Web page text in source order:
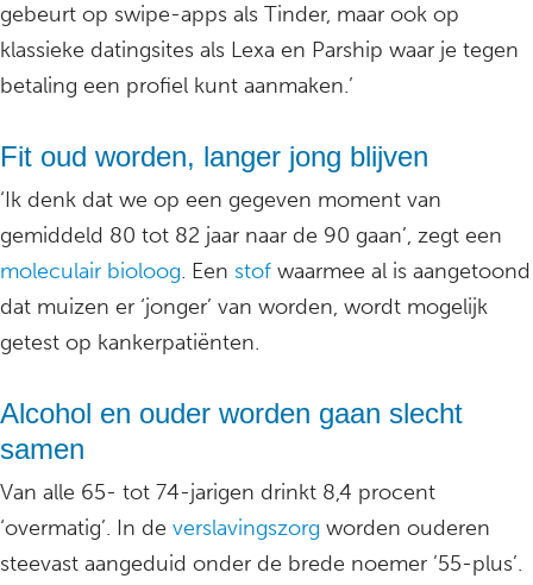
gebeurt op swipe-apps als Tinder, maar ook op
klassieke datingsites als Lexa en Parship waar je tegen
betaling een profiel kunt aanmaken.’
Fit oud worden, langer jong blijven
‘Ik denk dat we op een gegeven moment van
gemiddeld 80 tot 82 jaar naar de 90 gaan’, zegt een
moleculair bioloog. Een stof waarmee al is aangetoond
dat muizen er ‘jonger’ van worden, wordt mogelijk
getest op kankerpatiënten.
Alcohol en ouder worden gaan slecht
samen
Van alle 65- tot 74-jarigen drinkt 8,4 procent
‘overmatig’. In de verslavingszorg worden ouderen
steevast aangeduid onder de brede noemer ’55-plus’.